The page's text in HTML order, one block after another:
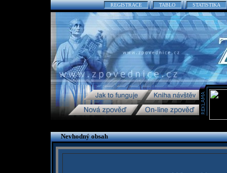
REGISTRACE TABLO STATISTIKA
Nevhodný obsah